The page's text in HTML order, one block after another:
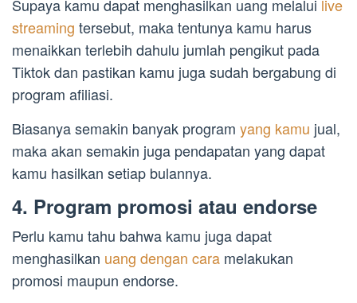
Supaya kamu dapat menghasilkan uang melalui live
streaming tersebut, maka tentunya kamu harus
menaikkan terlebih dahulu jumlah pengikut pada
Tiktok dan pastikan kamu juga sudah bergabung di
program afiliasi.
Biasanya semakin banyak program yang kamu jual,
maka akan semakin juga pendapatan yang dapat
kamu hasilkan setiap bulannya.
4. Program promosi atau endorse
Perlu kamu tahu bahwa kamu juga dapat
menghasilkan uang dengan cara melakukan
promosi maupun endorse.